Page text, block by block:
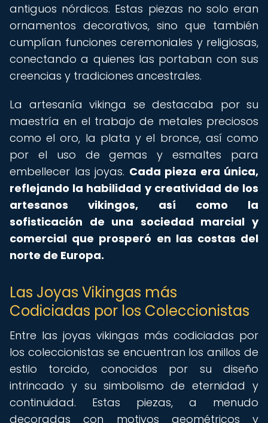
antiguos nórdicos. Estas piezas no solo eran
ornamentos decorativos, sino que también
cumplían funciones ceremoniales y religiosas,
conectando a quienes las portaban con sus
creencias y tradiciones ancestrales.
La artesanía vikinga se destacaba por su
maestría en el trabajo de metales preciosos
como el oro, la plata y el bronce, así como
por el uso de gemas y esmaltes para
embellecer las joyas. Cada pieza era única,
reflejando la habilidad y creatividad de los
artesanos vikingos, así como la
sofisticación de una sociedad marcial y
comercial que prosperó en las costas del
norte de Europa.
Las Joyas Vikingas más
Codiciadas por los Coleccionistas
Entre las joyas vikingas más codiciadas por
los coleccionistas se encuentran los anillos de
estilo torcido, conocidos por su diseño
intrincado y su simbolismo de eternidad y
continuidad. Estas piezas, a menudo
decoradas con motivos geométricos y